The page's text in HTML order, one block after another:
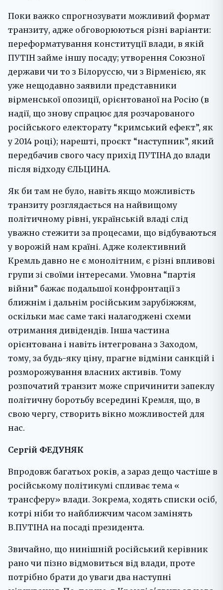
Поки важко спрогнозувати можливий формат
транзиту, адже обговорюються різні варіанти:
переформатування конституції влади, в якій
ПУТІН займе іншу посаду; утворення Союзної
держави чи то з Білоруссю, чи з Вірменією, як
уже нещодавно заявили представники
вірменської опозиції, орієнтованої на Росію (в
надії, що знову спрацює для розчарованого
російського електорату “кримський ефект”, як
у 2014 році); нарешті, проєкт “наступник”, який
передбачив свого часу прихід ПУТІНА до влади
після відходу ЄЛЬЦИНА.
Як би там не було, навіть якщо можливість
транзиту розглядається на найвищому
політичному рівні, українській владі слід
уважно стежити за процесами, що відбуваються
у ворожій нам країні. Адже колективний
Кремль давно не є монолітним, є різні впливові
групи зі своїми інтересами. Умовна “партія
війни” бажає подальшої конфронтації з
ближнім і дальнім російським зарубіжжям,
оскільки має саме такі налагоджені схеми
отримання дивідендів. Інша частина
орієнтована і навіть інтегрована з Заходом,
тому, за будь-яку ціну, прагне відміни санкцій і
розморожування власних активів. Тому
розпочатий транзит може спричинити запеклу
політичну боротьбу всередині Кремля, що, в
свою чергу, створить вікно можливостей для
нас.
Сергій ФЕДУНЯК
Впродовж багатьох років, а зараз дещо частіше в
російському політикумі спливає тема «
трансферу» влади. Зокрема, ходять списки осіб,
котрі ніби то найближчим часом замінять
В.ПУТІНА на посаді президента.
Звичайно, що нинішній російський керівник
рано чи пізно відмовиться від влади, проте
потрібно брати до уваги два наступні